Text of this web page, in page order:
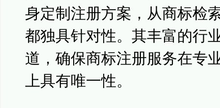
身定制注册方案，从商标检
都独具针对性。其丰富的行
道，确保商标注册服务在专
上具有唯一性。